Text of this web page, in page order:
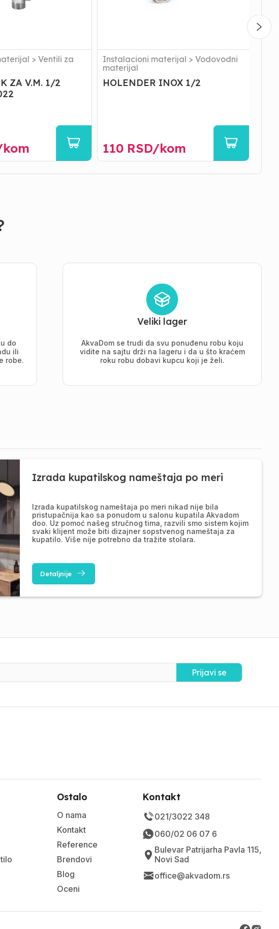
> Ventili za
ZA V.M. 1/2
kom
Instalacioni materijal > Vodovodni
materijal
HOLENDER INOX 1/2
110 RSD/kom
do
ili
robe.
Veliki lager
AkvaDom se trudi da svu ponuđenu robu koju
vidite na sajtu drži na lageru i da u što kraćem
roku robu dobavi kupcu koji je želi.
Izrada kupatilskog nameštaja po meri
Izrada kupatilskog nameštaja po meri nikad nije bila
pristupačnija kao sa ponudom u salonu kupatila Akvadom
doo. Uz pomoć našeg stručnog tima, razvili smo sistem kojim
svaki klijent može biti dizajner sopstvenog nameštaja za
kupatilo. Više nije potrebno da tražite stolara.
Detaljnije
Prijavi se
Ostalo
O nama
Kontakt
Reference
Brendovi
Blog
Oceni
Kontakt
021/3022 348
060/02 06 07 6
Bulevar Patrijarha Pavla 115,
Novi Sad
office@akvadom.rs